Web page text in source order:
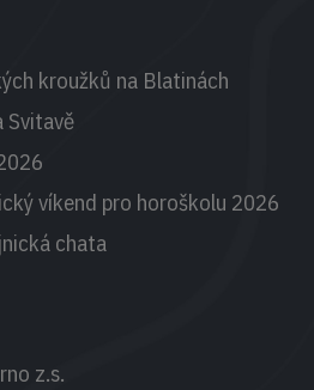
kroužků na Blatinách
Svitavě
víkend pro horoškolu 2026
chata
z.s.